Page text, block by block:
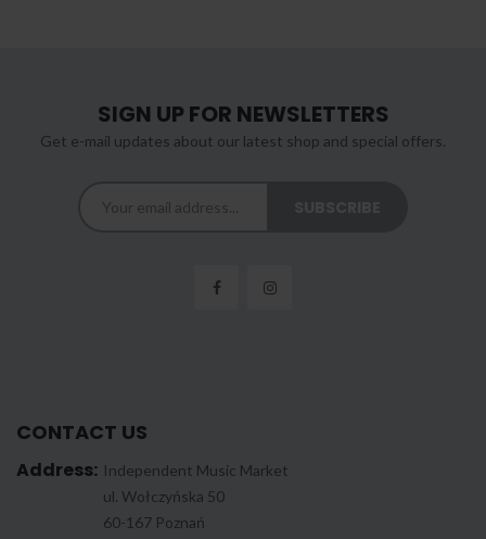
SIGN UP FOR NEWSLETTERS
Get e-mail updates about our latest shop and special offers.
CONTACT US
Address: Independent Music Market
ul. Wołczyńska 50
60-167 Poznań